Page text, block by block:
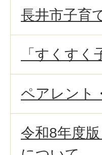
長井市子育
「すくす
ペアレント
令和8年度